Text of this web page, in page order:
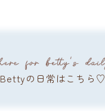
Bettyの日常はこちら♡